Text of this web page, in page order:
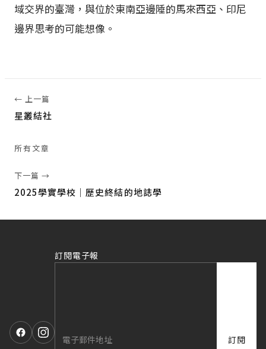
域交界的臺灣，與位於東南亞邊陲的馬來西亞、印尼
邊界思考的可能想像。
← 上一篇
星叢結社
所有文章
下一篇 →
2025學實學校｜歷史終結的地誌學
訂閱電子報
訂閱